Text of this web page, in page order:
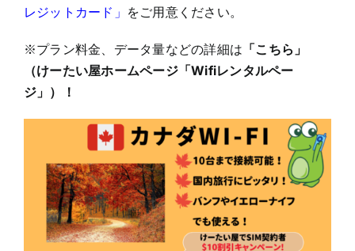
レジットカード」 をご用意ください。
※プラン料金、データ量などの詳細は 「こちら」
（けーたい屋ホームページ「Wifiレンタルペー
ジ」）！